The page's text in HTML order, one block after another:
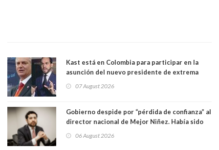
Kast está en Colombia para participar en la
asunción del nuevo presidente de extrema
07 August 2026
Gobierno despide por “pérdida de confianza” al
director nacional de Mejor Niñez. Había sido
06 August 2026